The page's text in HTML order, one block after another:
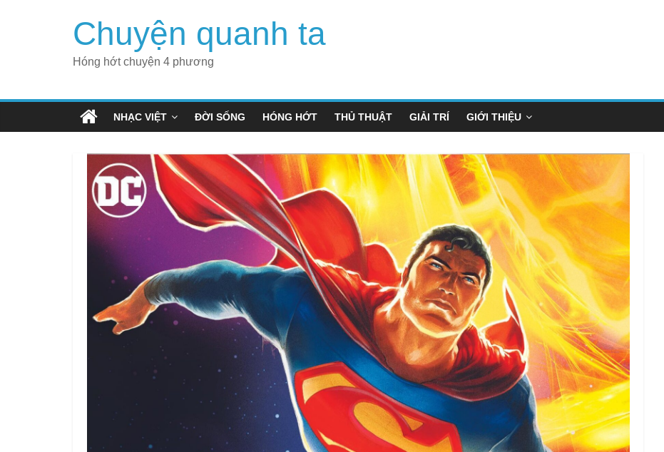
Chuyện quanh ta
Hóng hớt chuyện 4 phương
NHẠC VIỆT ĐỜI SỐNG HÓNG HỚT THỦ THUẬT GIẢI TRÍ GIỚI THIỆU